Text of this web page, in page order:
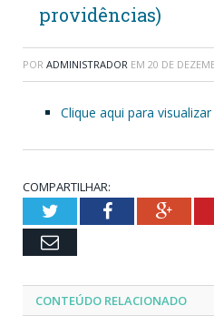
providências)
POR ADMINISTRADOR EM 20 DE
Clique aqui para visualizar
COMPARTILHAR:
TwitterFacebook
Email
CONTEÚDO RELACIONADO